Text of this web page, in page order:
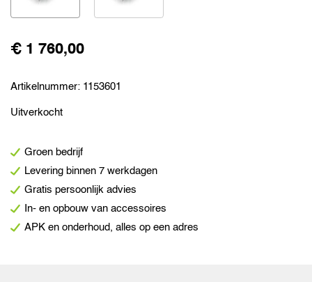
€ 1 760,00
Artikelnummer: 1153601
Uitverkocht
Groen bedrijf
Levering binnen 7 werkdagen
Gratis persoonlijk advies
In- en opbouw van accessoires
APK en onderhoud, alles op een adres